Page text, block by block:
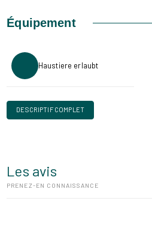
Équipement
Haustiere erlaubt
DESCRIPTIF COMPLET
Les avis
PRENEZ-EN CONNAISSANCE